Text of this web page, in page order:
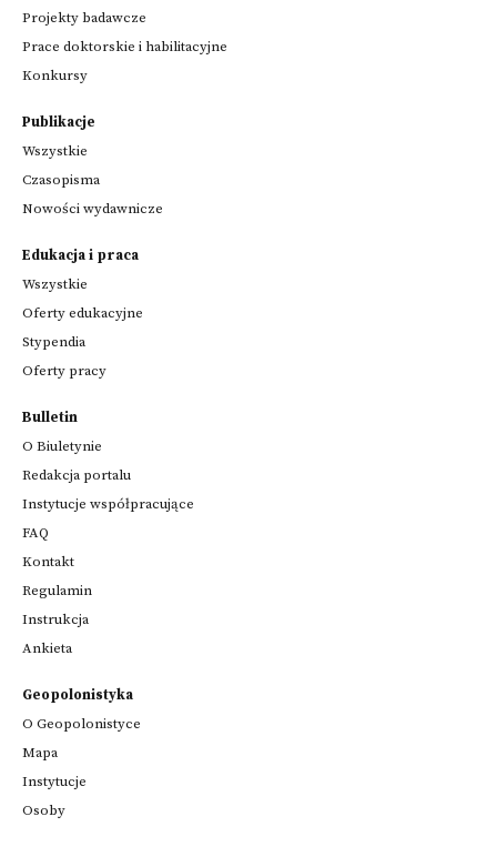
Projekty badawcze
Prace doktorskie i habilitacyjne
Konkursy
Publikacje
Wszystkie
Czasopisma
Nowości wydawnicze
Edukacja i praca
Wszystkie
Oferty edukacyjne
Stypendia
Oferty pracy
Bulletin
O Biuletynie
Redakcja portalu
Instytucje współpracujące
FAQ
Kontakt
Regulamin
Instrukcja
Ankieta
Geopolonistyka
O Geopolonistyce
Mapa
Instytucje
Osoby